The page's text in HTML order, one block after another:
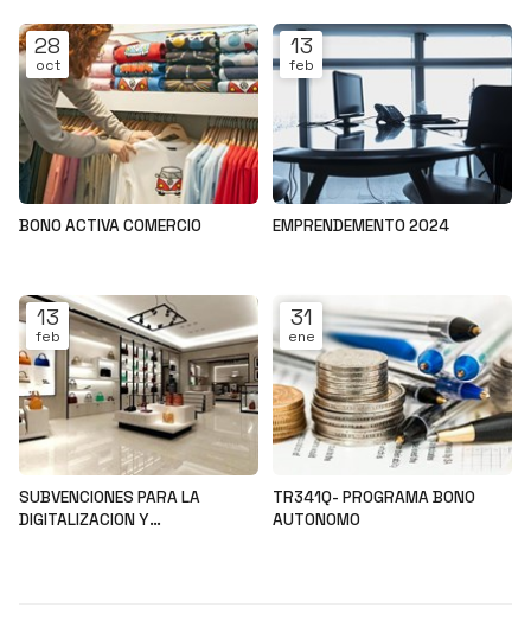
28
oct
BONO ACTIVA COMERCIO
13
feb
EMPRENDEMENTO 2024
13
feb
SUBVENCIONES PARA LA
DIGITALIZACION Y
31
ene
TR341Q- PROGRAMA BONO
AUTONOMO